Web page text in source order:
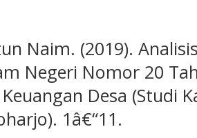
Naim. (2019).
Negeri Nomor 20
Desa (Studi
1â€“11.